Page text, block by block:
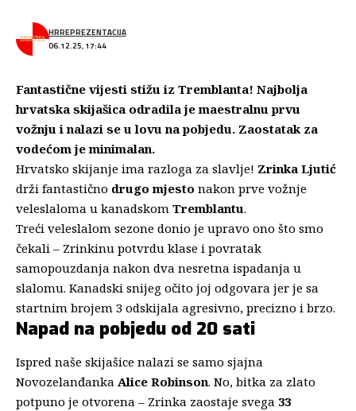
06.12.25, 17:44
HRREPREZENTACIJA
Fantastične vijesti stižu iz Tremblanta! Najbolja
hrvatska skijašica odradila je maestralnu prvu
vožnju i nalazi se u lovu na pobjedu. Zaostatak za
vodećom je minimalan.
Hrvatsko skijanje ima razloga za slavlje! Zrinka Ljutić
drži fantastično drugo mjesto nakon prve vožnje
veleslaloma u kanadskom Tremblantu.
Treći veleslalom sezone donio je upravo ono što smo
čekali – Zrinkinu potvrdu klase i povratak
samopouzdanja nakon dva nesretna ispadanja u
slalomu. Kanadski snijeg očito joj odgovara jer je sa
startnim brojem 3 odskijala agresivno, precizno i brzo.
Napad na pobjedu od 20 sati
Ispred naše skijašice nalazi se samo sjajna
Novozelanđanka Alice Robinson. No, bitka za zlato
potpuno je otvorena – Zrinka zaostaje svega 33